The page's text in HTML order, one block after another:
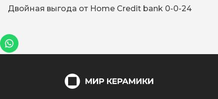
Двойная выгода от Home Credit bank 0-0-24